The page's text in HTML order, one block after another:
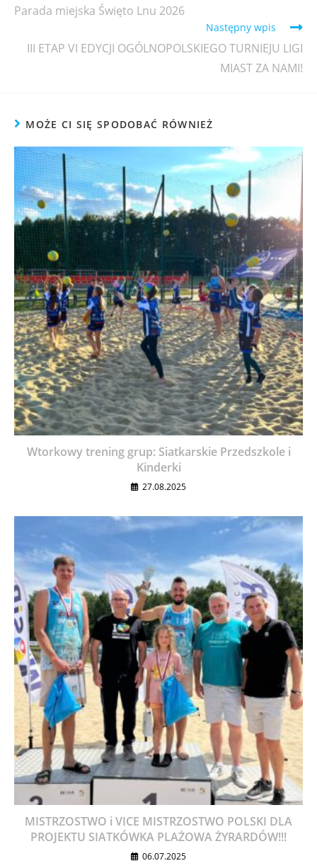
Parada miejska Święto Lnu 2026
Następny wpis
III ETAP VI EDYCJI OGÓLNOPOLSKIEGO TURNIEJU LIGI
MIAST ZA NAMI!
MOŻE CI SIĘ SPODOBAĆ RÓWNIEŻ
Wtorkowy trening grup: Siatkarskie Przedszkole i
Kinderki
27.08.2025
MISTRZOSTWO i VICE MISTRZOSTWO POLSKI DLA
PROJEKTU SIATKÓWKA PLAŻOWA ŻYRARDÓW!!!
06.07.2025